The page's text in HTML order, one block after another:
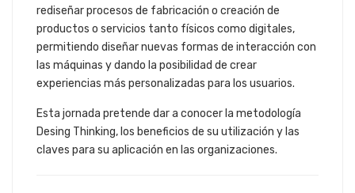
rediseñar procesos de fabricación o creación de
productos o servicios tanto físicos como digitales,
permitiendo diseñar nuevas formas de interacción con
las máquinas y dando la posibilidad de crear
experiencias más personalizadas para los usuarios.
Esta jornada pretende dar a conocer la metodología
Desing Thinking, los beneficios de su utilización y las
claves para su aplicación en las organizaciones.